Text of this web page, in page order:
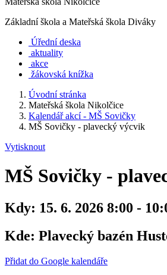
Základní škola a Mateřská škola Diváky
Úřední deska
aktuality
akce
žákovská knížka
Úvodní stránka
Mateřská škola Nikolčice
Kalendář akcí - MŠ Sovičky
MŠ Sovičky - plavecký výcvik
Vytisknout
MŠ Sovičky -
Kdy: 15. 6. 2026 8:00 -
Kde: Plavecký bazén
Přidat do Google kalendáře